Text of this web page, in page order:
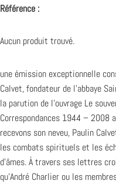
Référence :
Aucun produit trouvé.
une émission exceptionnelle
Calvet, fondateur de l’abbaye
la parution de l’ouvrage Le
Correspondances 1944 – 2008
recevons son neveu, Paulin
les combats spirituels et les
d’âmes. À travers ses lettres
qu’André Charlier ou les